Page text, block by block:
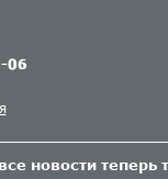
06
новости теперь